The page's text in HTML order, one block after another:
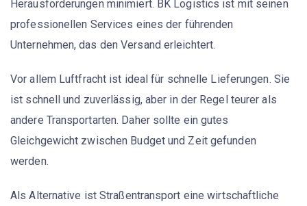
Herausforderungen minimiert. BK Logistics ist mit seinen
professionellen Services eines der führenden
Unternehmen, das den Versand erleichtert.
Vor allem Luftfracht ist ideal für schnelle Lieferungen. Sie
ist schnell und zuverlässig, aber in der Regel teurer als
andere Transportarten. Daher sollte ein gutes
Gleichgewicht zwischen Budget und Zeit gefunden
werden.
Als Alternative ist Straßentransport eine wirtschaftliche